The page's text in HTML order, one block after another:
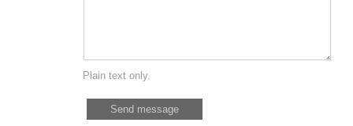
Plain text only.